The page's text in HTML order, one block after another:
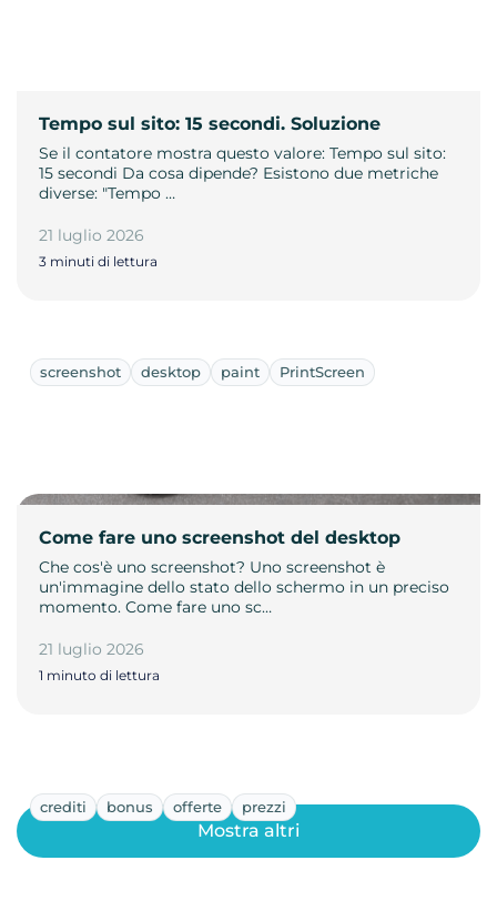
Tempo sul sito: 15 secondi. Soluzione
Se il contatore mostra questo valore: Tempo sul sito:
15 secondi Da cosa dipende? Esistono due metriche
diverse: "Tempo …
21 luglio 2026
3 minuti di lettura
screenshot desktop paint PrintScreen
Come fare uno screenshot del desktop
Che cos'è uno screenshot? Uno screenshot è
un'immagine dello stato dello schermo in un preciso
momento. Come fare uno sc…
21 luglio 2026
1 minuto di lettura
crediti bonus offerte prezzi
Mostra altri